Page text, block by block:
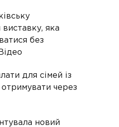
яка
без
для сімей із
через
новий